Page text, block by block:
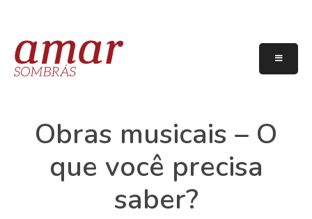
Obras musicais – O
que você precisa
saber?